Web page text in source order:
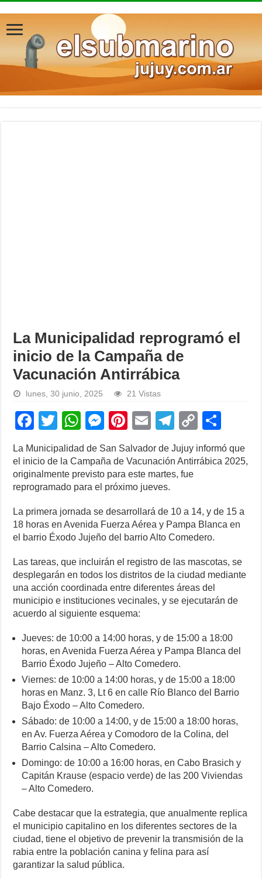
La Municipalidad reprogramó el
inicio de la Campaña de
Vacunación Antirrábica
lunes, 30 junio, 2025 21 Vistas
F
a
c
e
b
o
o
T
wi
tt
er
W
h
at
s
A
p
p
M
e
ss
e
n
g
er
Pi
nt
er
e
st
E
m
ail
T
el
e
gr
m
C
o
p
n
k
h
ar
La Municipalidad de San Salvador de Jujuy informó que
el inicio de la Campaña de Vacunación Antirrábica 2025,
originalmente previsto para este martes, fue
reprogramado para el próximo jueves.
La primera jornada se desarrollará de 10 a 14, y de 15 a
18 horas en Avenida Fuerza Aérea y Pampa Blanca en
el barrio Éxodo Jujeño del barrio Alto Comedero.
Las tareas, que incluirán el registro de las mascotas, se
desplegarán en todos los distritos de la ciudad mediante
una acción coordinada entre diferentes áreas del
municipio e instituciones vecinales, y se ejecutarán de
acuerdo al siguiente esquema:
Jueves: de 10:00 a 14:00 horas, y de 15:00 a 18:00
horas, en Avenida Fuerza Aérea y Pampa Blanca del
Barrio Éxodo Jujeño – Alto Comedero.
Viernes: de 10:00 a 14:00 horas, y de 15:00 a 18:00
horas en Manz. 3, Lt 6 en calle Río Blanco del Barrio
Bajo Éxodo – Alto Comedero.
Sábado: de 10:00 a 14:00, y de 15:00 a 18:00 horas,
en Av. Fuerza Aérea y Comodoro de la Colina, del
Barrio Calsina – Alto Comedero.
Domingo: de 10:00 a 16:00 horas, en Cabo Brasich y
Capitán Krause (espacio verde) de las 200 Viviendas
– Alto Comedero.
Cabe destacar que la estrategia, que anualmente replica
el municipio capitalino en los diferentes sectores de la
ciudad, tiene el objetivo de prevenir la transmisión de la
rabia entre la población canina y felina para así
garantizar la salud pública.